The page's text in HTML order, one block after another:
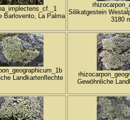
Barlovento, La Palma
Silikatgestein
3180
Landkartenflechte
Gewöhnliche